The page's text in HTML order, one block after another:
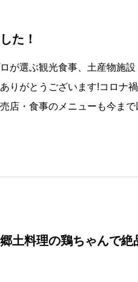
た！
が選ぶ観光食事、土産物施
りがとうございます!コロナ
店・食事のメニューも今ま
土料理の鶏ちゃんで絶